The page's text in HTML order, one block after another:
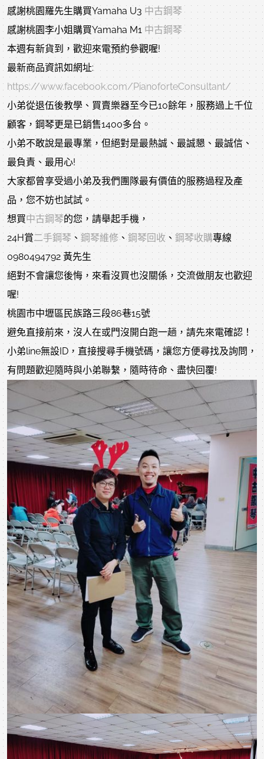
感謝桃園羅先生購買Yamaha U3 中古鋼琴
感謝桃園李小姐購買Yamaha M1 中古鋼琴
本週有新貨到，歡迎來電預約參觀喔!
最新商品資訊如網址:
https://www.facebook.com/PianoforteConsultant/
小弟從退伍後教學、買賣樂器至今已10餘年，服務過上千位
顧客，鋼琴更是已銷售1400多台。
小弟不敢說是最專業，但絕對是最熱誠、最誠懇、最誠信、
最負責、最用心!
大家都曾享受過小弟及我們團隊最有價值的服務過程及產
品，您不妨也試試。
想買中古鋼琴的您，請舉起手機，
24H賞二手鋼琴 、 鋼琴維修、鋼琴回收 、 鋼琴收購專線
0980494792 黃先生
絕對不會讓您後悔，來看沒買也沒關係，交流做朋友也歡迎
喔!
桃園市中壢區民族路三段86巷15號
避免直接前來，沒人在或門沒開白跑一趟，請先來電確認！
小弟line無設ID，直接搜尋手機號碼，讓您方便尋找及詢問，
有問題歡迎隨時與小弟聯繫，隨時待命、盡快回覆!